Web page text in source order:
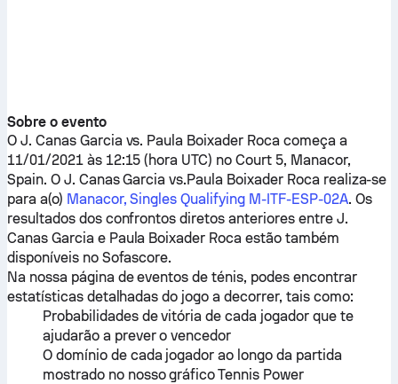
Sobre o evento
O J. Canas Garcia vs. Paula Boixader Roca começa a
11/01/2021 às 12:15 (hora UTC) no Court 5, Manacor,
Spain. O J. Canas Garcia vs.Paula Boixader Roca realiza-se
para a(o) Manacor, Singles Qualifying M-ITF-ESP-02A. Os
resultados dos confrontos diretos anteriores entre J.
Canas Garcia e Paula Boixader Roca estão também
disponíveis no Sofascore.
Na nossa página de eventos de ténis, podes encontrar
estatísticas detalhadas do jogo a decorrer, tais como:
Probabilidades de vitória de cada jogador que te
ajudarão a prever o vencedor
O domínio de cada jogador ao longo da partida
mostrado no nosso gráfico Tennis Power